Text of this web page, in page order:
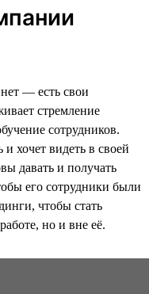
— есть свои
стремление
сотрудников.
хочет видеть в своей
давать и получать
его сотрудники были
чтобы стать
но и вне её.